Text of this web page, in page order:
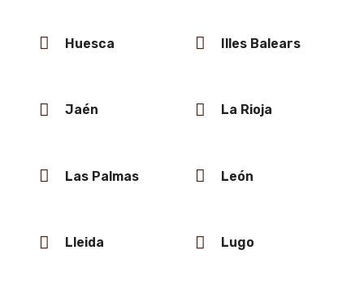
Huesca Illes Balears
Jaén La Rioja
Las Palmas León
Lleida Lugo